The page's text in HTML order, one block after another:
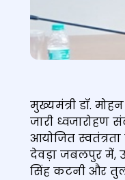
मुख्यमंत्री डॉ.
जारी ध्वजारोहण
आयोजित
देवड़ा जबलपुर में,
सिंह कटनी और